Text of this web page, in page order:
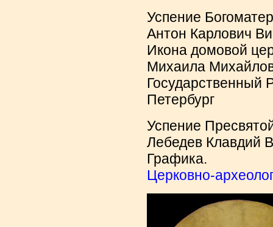
Успение
Антон Карлович
Икона домовой
Михаила
Государственный
Петербург
Успение
Лебедев Клавдий
Графика.
Церковно-